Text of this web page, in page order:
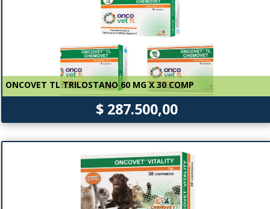
ONCOVET TL TRILOSTANO 60 MG X 30 COMP
$ 287.500,00